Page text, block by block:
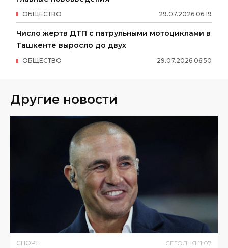
29.07.2026 06:19
ОБЩЕСТВО
Число жертв ДТП с патрульными мотоциклами в
Ташкенте выросло до двух
29.07.2026 06:50
ОБЩЕСТВО
Другие новости
СПОРТ СЕГОДНЯ 11:07